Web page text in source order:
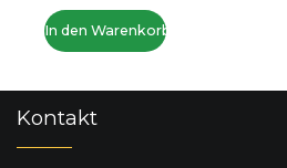
In den Warenkorb
Kontakt